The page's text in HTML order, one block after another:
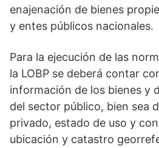
enajenación de bienes
y entes públicos nacionales.
Para la ejecución de las
la LOBP se deberá contar
información de los bienes y
del sector público, bien sea
privado, estado de uso y
ubicación y catastro